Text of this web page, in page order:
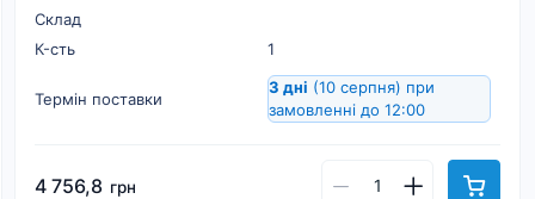
Склад
К-cть
1
Термін поставки
3 дні (10 серпня) при
замовленні до 12:00
4 756,8 грн